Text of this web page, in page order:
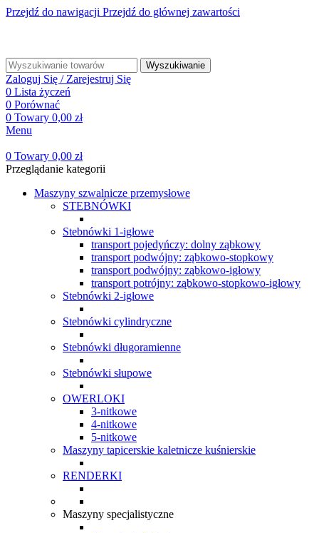
Przejdź do nawigacji Przejdź do głównej zawartości
Wyszukiwanie
Zaloguj Się / Zarejestruj Się
0 Lista życzeń
0 Porównać
0 Towary 0,00 zł
Menu
0 Towary 0,00 zł
Przeglądanie kategorii
Maszyny szwalnicze przemysłowe
STEBNÓWKI
Stebnówki 1-igłowe
transport pojedyńczy: dolny ząbkowy
transport podwójny: ząbkowo-stopkowy
transport podwójny: ząbkowo-igłowy
transport potrójny: ząbkowo-stopkowo-igłowy
Stebnówki 2-igłowe
Stebnówki cylindryczne
Stebnówki długoramienne
Stebnówki słupowe
OWERLOKI
3-nitkowe
4-nitkowe
5-nitkowe
Maszyny tapicerskie kaletnicze kuśnierskie
RENDERKI
Maszyny specjalistyczne